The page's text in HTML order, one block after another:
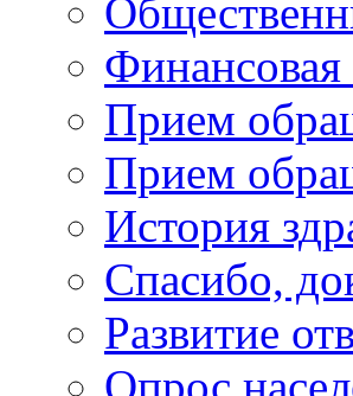
Финансовая
Прием
Прием
История
Спасибо,
Развитие
Опрос